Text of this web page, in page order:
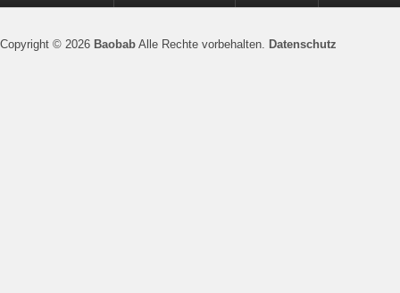
Copyright © 2026 Baobab Alle Rechte vorbehalten. Datenschutz